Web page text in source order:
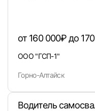
от 160 000₽ до
ООО "ГСП-1"
Горно-Алтайск
Водитель